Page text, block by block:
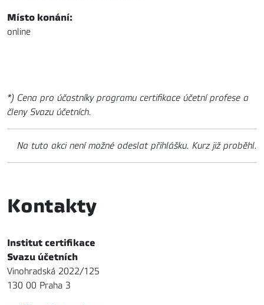
Místo konání:
online
*) Cena pro účastníky programu certifikace účetní profese a
členy Svazu účetních.
Na tuto akci není možné odeslat přihlášku. Kurz již proběhl.
Kontakty
Institut certifikace
Svazu účetních
Vinohradská 2022/125
130 00 Praha 3